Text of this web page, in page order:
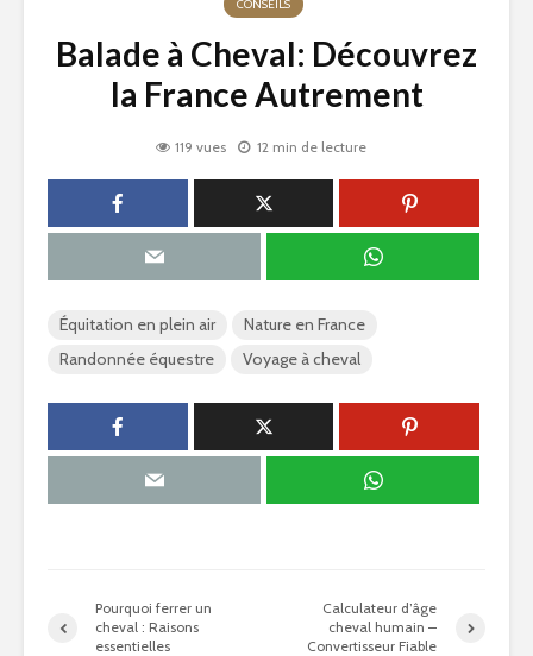
CONSEILS
Balade à Cheval: Découvrez
la France Autrement
119 vues 12 min de lecture
Équitation en plein air
Nature en France
Randonnée équestre
Voyage à cheval
Pourquoi ferrer un
cheval : Raisons
essentielles
Calculateur d’âge
cheval humain –
Convertisseur Fiable